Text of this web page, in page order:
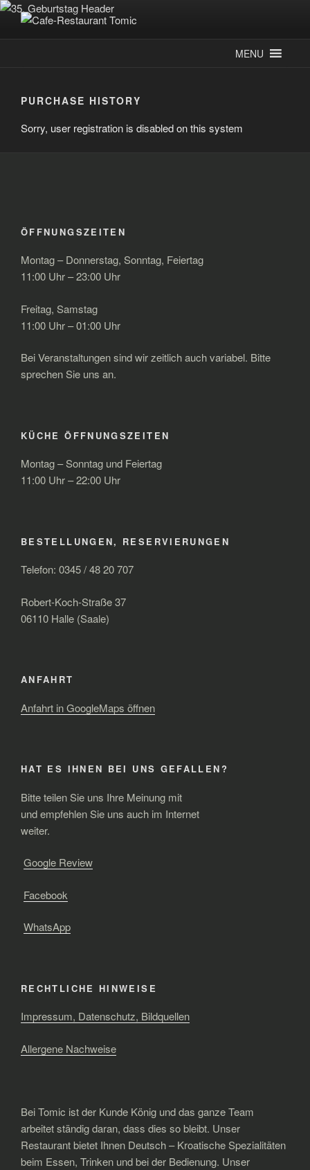
Zum
Inhalt
springenCAFE-RESTAURANT TOMIC
Deutsch-Kroatisches Spezialitätenrestaurant
MENU
PURCHASE HISTORY
Sorry, user registration is disabled on this system
ÖFFNUNGSZEITEN
Montag – Donnerstag, Sonntag, Feiertag
11:00 Uhr – 23:00 Uhr
Freitag, Samstag
11:00 Uhr – 01:00 Uhr
Bei Veranstaltungen sind wir zeitlich auch variabel. Bitte
sprechen Sie uns an.
KÜCHE ÖFFNUNGSZEITEN
Montag – Sonntag und Feiertag
11:00 Uhr – 22:00 Uhr
BESTELLUNGEN, RESERVIERUNGEN
Telefon: 0345 / 48 20 707
Robert-Koch-Straße 37
06110 Halle (Saale)
ANFAHRT
Anfahrt in GoogleMaps öffnen
HAT ES IHNEN BEI UNS GEFALLEN?
Bitte teilen Sie uns Ihre Meinung mit
und empfehlen Sie uns auch im Internet
weiter.
Google Review
Facebook
WhatsApp
RECHTLICHE HINWEISE
Impressum, Datenschutz, Bildquellen
Allergene Nachweise
Bei Tomic ist der Kunde König und das ganze Team
arbeitet ständig daran, dass dies so bleibt. Unser
Restaurant bietet Ihnen Deutsch – Kroatische Spezialitäten
beim Essen, Trinken und bei der Bedienung. Unser